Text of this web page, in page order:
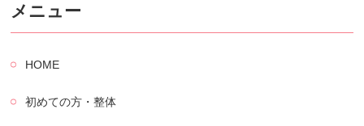
メニュー
HOME
初めての方・整体